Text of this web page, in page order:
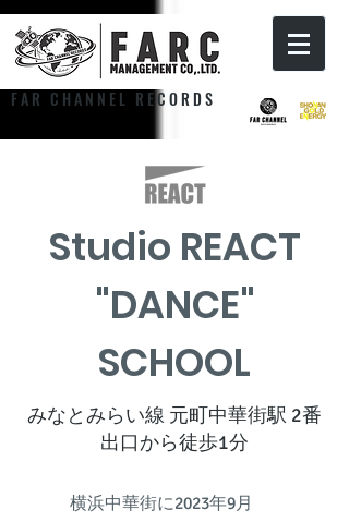
F A R C H A N N E L R E C O R D S
Studio REACT
"DANCE"
SCHOOL
​みなとみらい線 元町中華街駅 2番
出口から徒歩1分
​横浜中華街に2023年9月